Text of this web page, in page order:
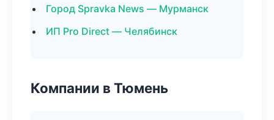
Город Spravka News — Мурманск
ИП Pro Direct — Челябинск
Компании в Тюмень